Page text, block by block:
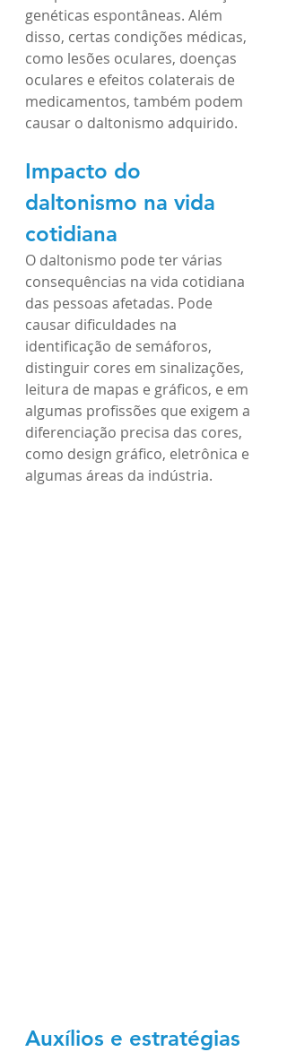
genéticas espontâneas. Além
disso, certas condições médicas,
como lesões oculares, doenças
oculares e efeitos colaterais de
medicamentos, também podem
causar o daltonismo adquirido.
Impacto do
daltonismo na vida
cotidiana
O daltonismo pode ter várias
consequências na vida cotidiana
das pessoas afetadas. Pode
causar dificuldades na
identificação de semáforos,
distinguir cores em sinalizações,
leitura de mapas e gráficos, e em
algumas profissões que exigem a
diferenciação precisa das cores,
como design gráfico, eletrônica e
algumas áreas da indústria.
Auxílios e estratégias